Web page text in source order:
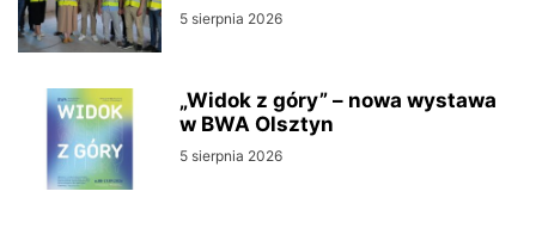
5 sierpnia 2026
„Widok z góry” – nowa wystawa
w BWA Olsztyn
5 sierpnia 2026